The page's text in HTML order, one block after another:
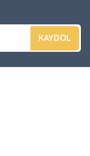
KAYDOL